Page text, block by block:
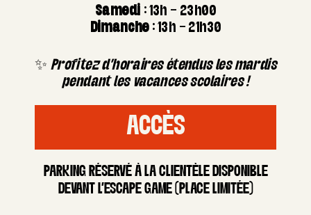
Samedi : 13h – 23h00
Dimanche: 13h – 21h30
✨ Profitez d’horaires étendus les mardis
pendant les vacances scolaires !
ACCÈS
PARKING RÉSERVÉ À LA CLIENTÈLE DISPONIBLE
DEVANT L’ESCAPE GAME (PLACE LIMITÉE)